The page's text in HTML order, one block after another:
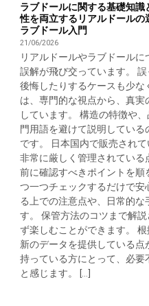
ラブドールに関する基礎知
性を両立するリアルドールの
ラブドール入門
21/06/2026
リアルドールやラブドール
誤解が飛び交っています。
後悔したりするケースも少
は、専門的な視点から、真
しています。 構造の特徴や
門用語を避けて説明してい
です。 日本国内で販売され
非常に厳しく管理されている
前に確認すべきポイントを
つ一つチェックするだけで
る上での注意点や、日常的
す。 保管方法のコツまで解
ず楽しむことができます。
新のデータを提供している
持っている方にとって、必
と感じます。 [...]